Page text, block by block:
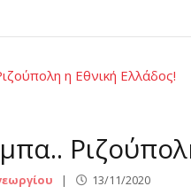
13/11/2020